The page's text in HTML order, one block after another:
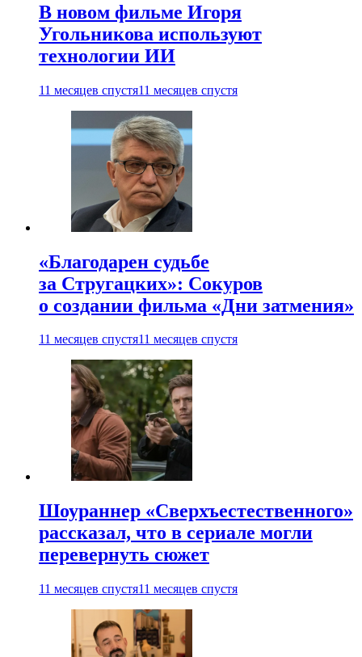
В новом фильме Игоря
Угольникова используют
технологии ИИ
11 месяцев спустя11 месяцев спустя
«Благодарен судьбе
за Стругацких»: Сокуров
о создании фильма «Дни затмения»
11 месяцев спустя11 месяцев спустя
Шоураннер «Сверхъестественного»
рассказал, что в сериале могли
перевернуть сюжет
11 месяцев спустя11 месяцев спустя